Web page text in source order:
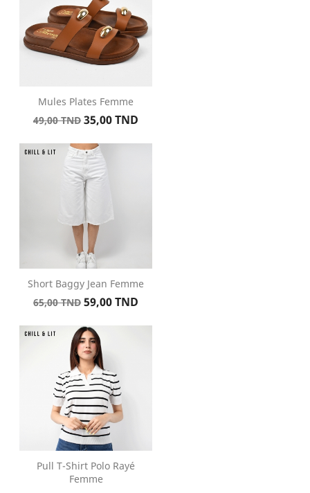
Mules Plates Femme
Prix
base
49,00 TND Prix
35,00 TND
Short Baggy Jean Femme
Prix
base
65,00 TND Prix
59,00 TND
Pull T-Shirt Polo Rayé
Femme